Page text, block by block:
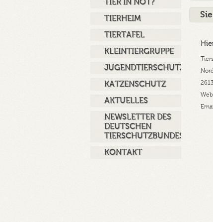
TIER IN NOT?
TIERHEIM
TIERTAFEL
KLEINTIERGRUPPE
JUGENDTIERSCHUTZ
KATZENSCHUTZ
AKTUELLES
NEWSLETTER DES
DEUTSCHEN
TIERSCHUTZBUNDES
KONTAKT